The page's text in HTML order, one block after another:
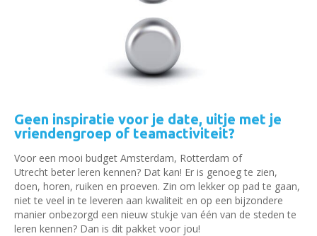
Geen inspiratie voor je date, uitje met je
vriendengroep of teamactiviteit?
Voor een mooi budget Amsterdam, Rotterdam of
Utrecht beter leren kennen? Dat kan! Er is genoeg te zien,
doen, horen, ruiken en proeven. Zin om lekker op pad te gaan,
niet te veel in te leveren aan kwaliteit en op een bijzondere
manier onbezorgd een nieuw stukje van één van de steden te
leren kennen? Dan is dit pakket voor jou!